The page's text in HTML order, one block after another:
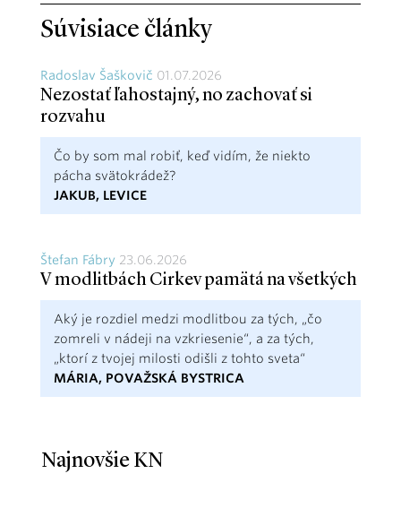
Súvisiace články
Radoslav Šaškovič 01.07.2026
Nezostať ľahostajný, no zachovať si
rozvahu
Čo by som mal robiť, keď vidím, že niekto
pácha svätokrádež?
JAKUB, LEVICE
Štefan Fábry 23.06.2026
V modlitbách Cirkev pamätá na všetkých
Aký je rozdiel medzi modlitbou za tých, „čo
zomreli v nádeji na vzkriesenie“, a za tých,
„ktorí z tvojej milosti odišli z tohto sveta“
MÁRIA, POVAŽSKÁ BYSTRICA
Najnovšie KN